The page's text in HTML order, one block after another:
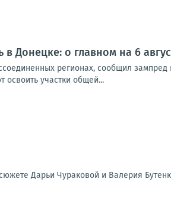
Донецке: о главном на 6
регионах, сообщил
участки общей...
Дарьи Чураковой и Валерия